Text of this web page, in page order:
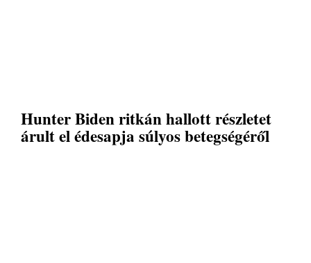
Hunter Biden ritkán hallott részletet
árult el édesapja súlyos betegségéről